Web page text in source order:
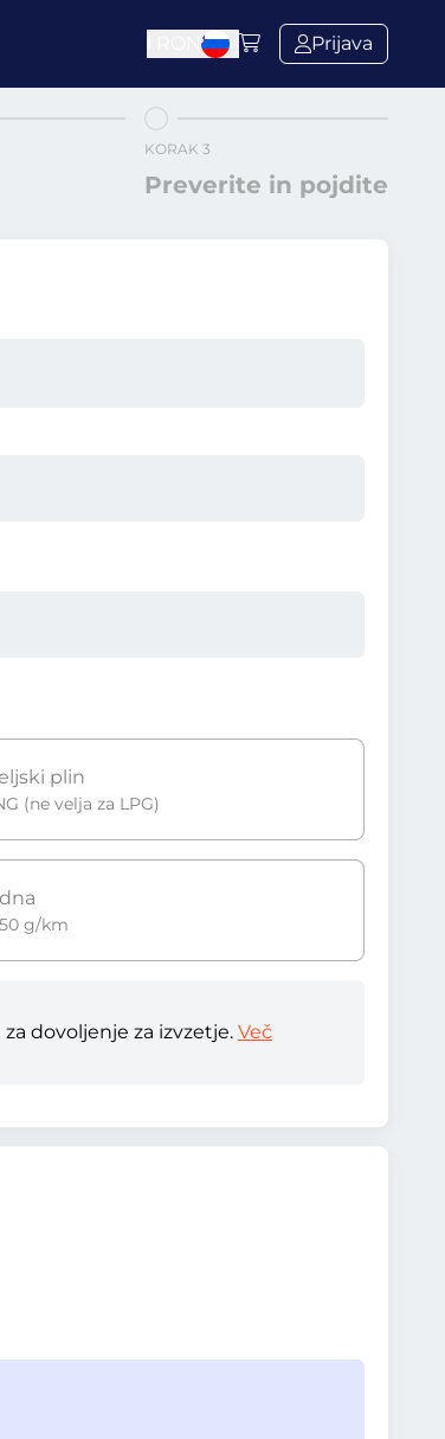
Prijava
KORAK 3
Preverite in pojdite
plin
(ne velja za LPG)
g/km
dovoljenje za izvzetje. Več